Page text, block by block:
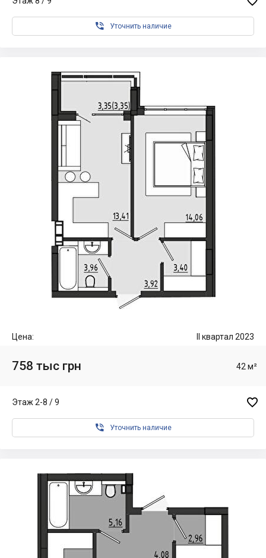
 Уточнить наличие
Цена: II квартал 2023
758 тыс грн 42 м²
Этаж 2-8 / 9 
 Уточнить наличие